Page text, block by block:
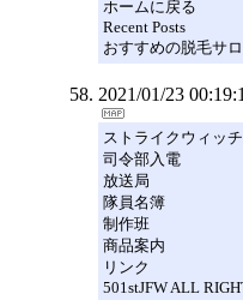
ホームに戻る
Recent Posts
おすすめの脱毛サ
2021/01/23
ストライクウィッ
司令部入電
放送局
隊員名簿
制作班
商品案内
リンク
501stJFW ALL